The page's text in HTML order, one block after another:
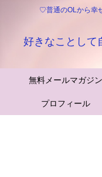
♡普通のOLから幸
好きなことして
無料メールマガジン
プロフィール